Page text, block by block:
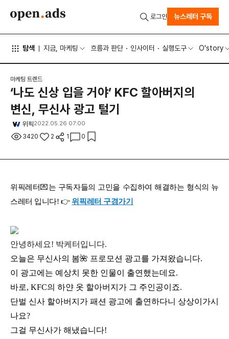
탐색 지금, 마케팅 흐름과 판단 인사이터 실행도구 O'story
로그인 뉴스레터 구독
마케팅 트렌드
‘나도 신상 입을 거야’ KFC 할아버지의
변신, 무신사 광고 털기
위픽2022.05.26 07:00
3420 2 1 0
위픽레터💌는 구독자들의 고민을 수집하여 해결하는 형식의 뉴
스레터 입니다! 👉 위픽레터 구경가기
안녕하세요! 박케터입니다.
오늘은 무신사의 봄🌺 프로모션 광고를 가져왔습니다.
이 광고에는 예상치 못한 인물이 출연했는데요.
바로, KFC의 하얀 옷 할아버지가 그 주인공이죠.
단벌 신사 할아버지가 패션 광고에 출연하다니 상상이가시
나요?
그걸 무신사가 해냈습니다!